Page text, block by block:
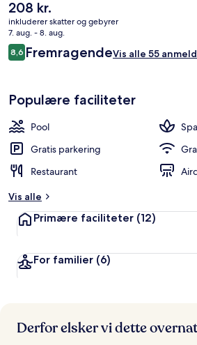
Den
nuværende
pris
er
208 kr.
208 kr.
inkluderer skatter og gebyrer
7. aug. - 8. aug.
Anmeldelser
8,68,6 ud af 10.
FremragendeVis alle 55
Populære faciliteter
Pool
Spa
Gratis parkering
Restaurant
Vis alle
Primære faciliteter (12)
For familier (6)
Derfor elsker vi dette